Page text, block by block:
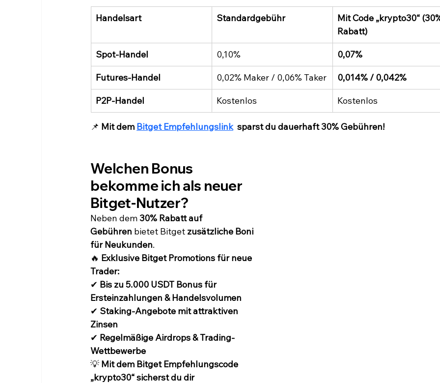
Handelsart Standardgebühr
Mit Code „krypto30“
Rabatt)
Spot-Handel 0,10% 0,07%
Futures-Handel 0,02% Maker / 0,06% Taker 0,014% / 0,042%
P2P-Handel Kostenlos Kostenlos
📌 Mit dem Bitget Empfehlungslink sparst du dauerhaft 30% Gebühren!
Welchen Bonus
bekomme ich als neuer
Bitget-Nutzer?
Neben dem 30% Rabatt auf
Gebühren bietet Bitget zusätzliche Boni
für Neukunden.
🔥 Exklusive Bitget Promotions für neue
Trader:
✔ Bis zu 5.000 USDT Bonus für
Ersteinzahlungen & Handelsvolumen
✔ Staking-Angebote mit attraktiven
Zinsen
✔ Regelmäßige Airdrops & Trading-
Wettbewerbe
💡 Mit dem Bitget Empfehlungscode
„krypto30“ sicherst du dir